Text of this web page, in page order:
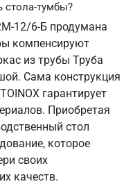
стола-тумбы?
12/6-Б продумана
компенсируют
из трубы Труба
Сама конструкция
гарантирует
Приобретая
стол
которое
своих
качеств.